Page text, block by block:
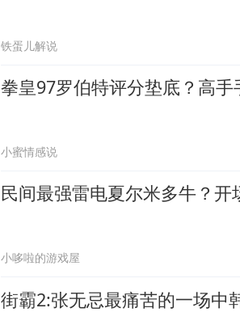
铁蛋儿解说
拳皇97罗伯特评分垫底？高手
小蜜情感说
民间最强雷电夏尔米多牛？开
小哆啦的游戏屋
街霸2:张无忌最痛苦的一场中